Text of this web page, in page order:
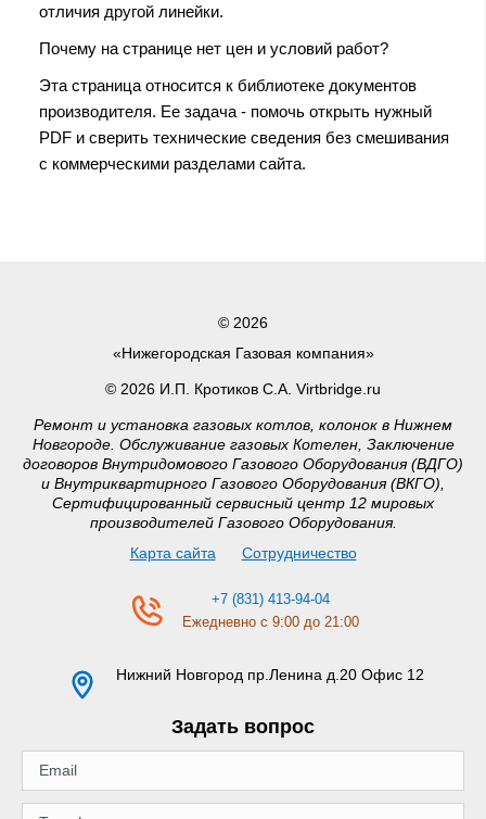
отличия другой линейки.
Почему на странице нет цен и условий работ?
Эта страница относится к библиотеке документов
производителя. Ее задача - помочь открыть нужный
PDF и сверить технические сведения без смешивания
с коммерческими разделами сайта.
© 2026
«Нижегородская Газовая компания»
© 2026 И.П. Кротиков С.А. Virtbridge.ru
Ремонт и установка газовых котлов, колонок в Нижнем
Новгороде. Обслуживание газовых Котелен, Заключение
договоров Внутридомового Газового Оборудования (ВДГО)
и Внутриквартирного Газового Оборудования (ВКГО),
Сертифицированный сервисный центр 12 мировых
производителей Газового Оборудования.
Карта сайта
Сотрудничество
+7 (831) 413-94-04
Ежедневно с 9:00 до 21:00
Нижний Новгород пр.Ленина д.20 Офис 12
Задать вопрос